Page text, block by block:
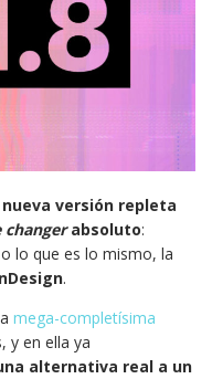
nueva versión repleta
changerabsoluto:
lo que es lo mismo, la
.
mega-completísima
y en ella ya
alternativa real a un